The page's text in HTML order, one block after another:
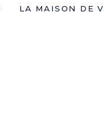
LA MAISON DE